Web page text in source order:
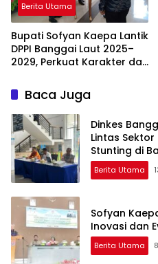
Berita Utama
Bupati Sofyan Kaepa Lantik
DPPI Banggai Laut 2025–
2029, Perkuat Karakter dan
MudaBaca Juga
Dinkes
Lintas
Stunting di
Berita Utama
Sofyan
Inovasi dan
Berita Utama